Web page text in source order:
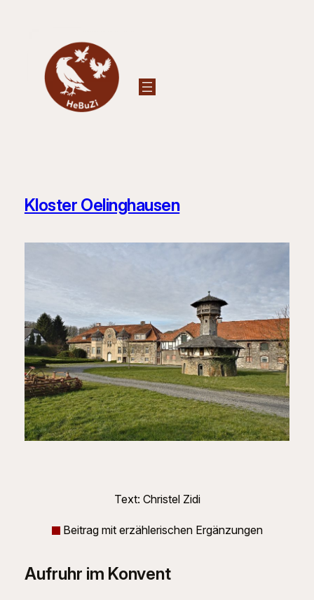
Kloster Oelinghausen
Text: Christel Zidi
Beitrag mit erzählerischen Ergänzungen
Aufruhr im Konvent